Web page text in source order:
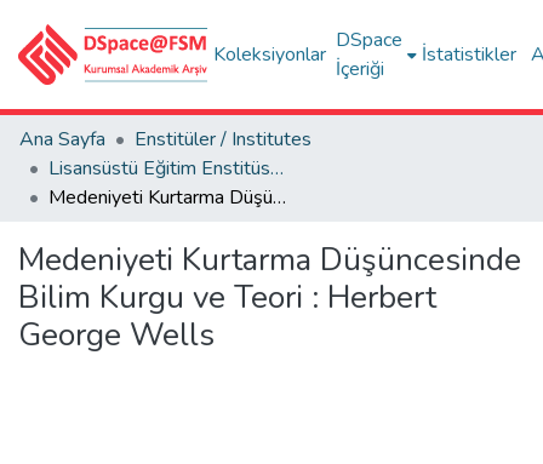
Koleksiyonlar
DSpace
İçeriği
İstatistikler
Ana Sayfa
Enstitüler / Institutes
Lisansüstü Eğitim Enstitüsü Tez Koleksiyonu
Medeniyeti Kurtarma Düşüncesinde Bilim Kurgu ve Teori : Herbert George Wells
Medeniyeti Kurtarma Düşüncesinde
Bilim Kurgu ve Teori : Herbert
George Wells